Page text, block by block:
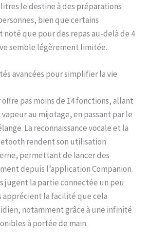
délicieux plats faits maison
pour votre famille et vos
amis jusqu'à 10 personnes
(capacité totale 4,5L)
REPARABILITE 15 ANS AU
juste prix grâce à notre
réparateurs dans le
la protection de
l’environnement et à la
réduction des déchets
découvrez une infinité de
recettes ajoutées chaque
mois, sauvegardez vos
recettes préférées et
créez vos listes de cours
directement dans
l'application gratuite
Moulinex – la fonction «
le destine à des préparations
bien que certains
que pour des repas au-delà de 4
semble légèrement limitée.
avancées pour simplifier la vie
pas moins de 14 fonctions, allant
vapeur au mijotage, en passant par le
La reconnaissance vocale et la
rendent son utilisation
permettant de lancer des
depuis l’application Companion.
jugent la partie connectée un peu
apprécient la facilité que cela
notamment grâce à une infinité
à portée de main.